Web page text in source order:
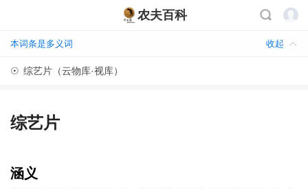
农夫百科
本词条是多义词 收起
☉ 综艺片（云物库·视库）
综艺片
涵义